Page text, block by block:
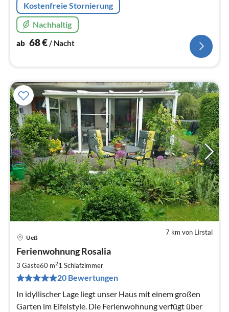
Kostenfreie Stornierung
Nachhaltig
ab 68€/ Nacht
7 km von Lirstal
Ueß
Ferienwohnung Rosalia
3 Gäste60 m21 Schlafzimmer
20 Bewertungen
In idyllischer Lage liegt unser Haus mit einem großen
Garten im Eifelstyle. Die Ferienwohnung verfügt über